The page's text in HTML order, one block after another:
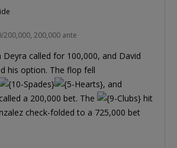
200,000, 200,000 ante
Deyra called for 100,000, and David
his option. The flop fell
, and
a 200,000 bet. The
hit
check-folded to a 725,000 bet